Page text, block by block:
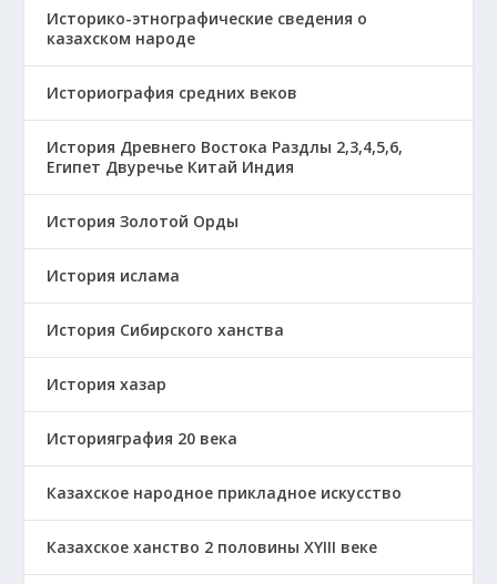
Историко-этнографические сведения о
казахском народе
Историография средних веков
История Древнего Востока Раздлы 2,3,4,5,6,
Египет Двуречье Китай Индия
История Золотой Орды
История ислама
История Сибирского ханства
История хазар
Историяграфия 20 века
Казахское народное прикладное искусство
Казахское ханство 2 половины ХҮІІІ веке